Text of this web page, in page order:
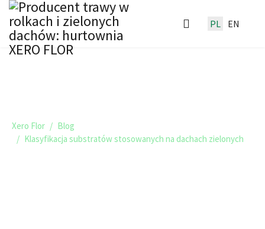
PL EN
Xero Flor
Blog
Klasyfikacja substratów stosowanych na dachach zielonych